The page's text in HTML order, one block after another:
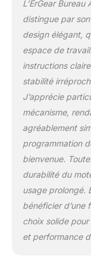
L’ErGear
distingue par son
design élégant,
espace de
instructions
stabilité
J’apprécie
mécanisme,
agréablement
programmation
bienvenue.
durabilité du
usage prolongé.
bénéficier d’une
choix solide
et performance